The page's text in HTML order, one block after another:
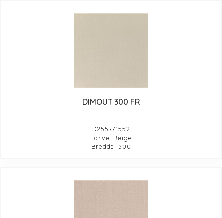
DIMOUT 300 FR
D255771552
Farve: Beige
Bredde: 300